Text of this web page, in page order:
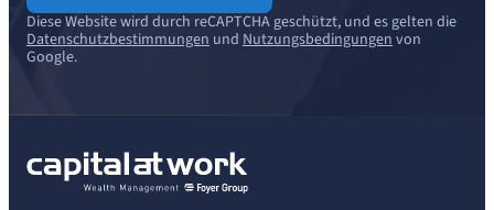
Diese Website wird durch reCAPTCHA geschützt, und es gelten die
Datenschutzbestimmungen und Nutzungsbedingungen von
Google.